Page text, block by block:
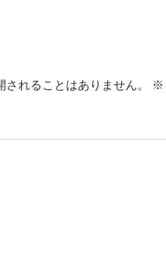
れることはありません。 ※